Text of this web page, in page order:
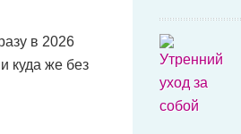
в 2026
куда же без